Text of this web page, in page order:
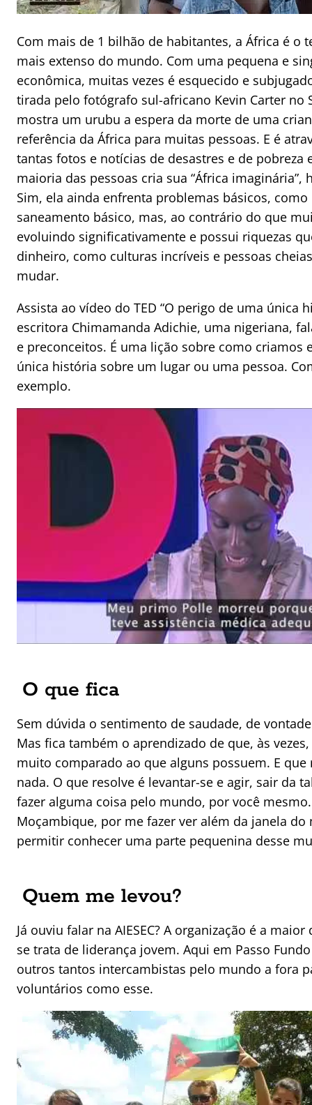
Com mais de 1 bilhão de habitantes, a África é o
mais extenso do mundo. Com uma pequena e
econômica, muitas vezes é esquecido e
tirada pelo fotógrafo sul-africano Kevin Carter no
mostra um urubu a espera da morte de uma
referência da África para muitas pessoas. E é
tantas fotos e notícias de desastres e de pobreza
maioria das pessoas cria sua “África imaginária”,
Sim, ela ainda enfrenta problemas básicos,
saneamento básico, mas, ao contrário do que
evoluindo significativamente e possui riquezas
dinheiro, como culturas incríveis e pessoas
mudar.
Assista ao vídeo do TED “O perigo de uma única
escritora Chimamanda Adichie, uma nigeriana,
e preconceitos. É uma lição sobre como criamos
única história sobre um lugar ou uma pessoa.
exemplo.
O que fica
Sem dúvida o sentimento de saudade, de
Mas fica também o aprendizado de que, às
muito comparado ao que alguns possuem. E
nada. O que resolve é levantar-se e agir, sair da
fazer alguma coisa pelo mundo, por você
Moçambique, por me fazer ver além da janela
permitir conhecer uma parte pequenina desse
Quem me levou?
Já ouviu falar na AIESEC? A organização é a
se trata de liderança jovem. Aqui em Passo
outros tantos intercambistas pelo mundo a fora
voluntários como esse.